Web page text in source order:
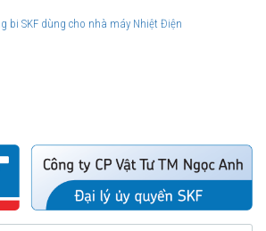
bi SKF dùng cho nhà máy Nhiệt Điện